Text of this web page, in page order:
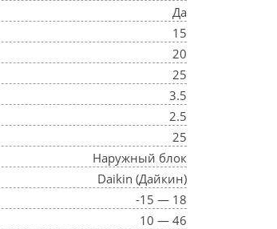
Да
15
20
25
3.5
2.5
25
Наружный блок
Daikin (Дайкин)
-15 — 18
10 — 46